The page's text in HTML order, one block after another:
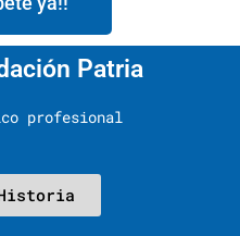
Patria
profesional